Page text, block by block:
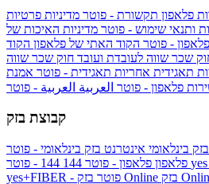
פלאפון תקשורת - פוטר מדיניות פרטיות
ותנאי שימוש - פוטר מדיניות האיכות של
- פוטר הקוד האתי של פלאפון הקוד
שכר שווה לעובדת ועובד חוק שכר שווה
תאגידית אחריות תאגידית - פוטר אמנת
פלאפון - פוטר العربية العربية - פוטר
קבוצת בזק
בינלאומי אינטרנט בזק בינלאומי - פוטר
פלאפון פלאפון - פוטר 144 yes
yes+FIBER - פוטר בזק Online